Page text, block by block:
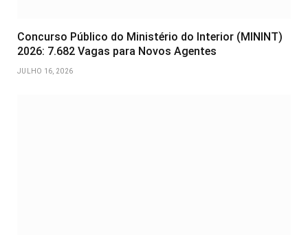
Concurso Público do Ministério do Interior (MININT)
2026: 7.682 Vagas para Novos Agentes
JULHO 16, 2026